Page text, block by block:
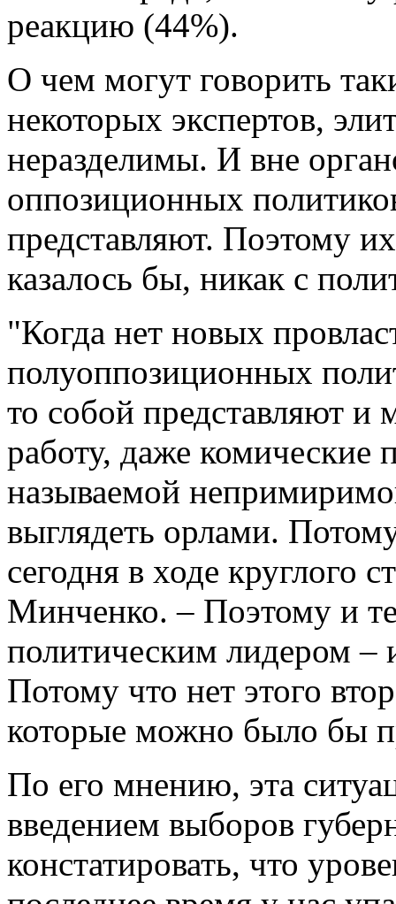
реакцию (44%).
О чем могут говорить
некоторых экспертов,
неразделимы. И вне
оппозиционных
представляют. Поэтому
казалось бы, никак с
"Когда нет новых
полуоппозиционных
то собой представляют и
работу, даже
называемой
выглядеть орлами.
сегодня в ходе круглого
Минченко. – Поэтому и
политическим лидером –
Потому что нет этого
которые можно было бы
По его мнению, эта
введением выборов
констатировать, что